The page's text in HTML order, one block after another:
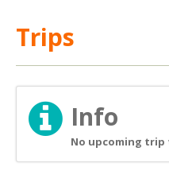
Trips
Info
No upcoming